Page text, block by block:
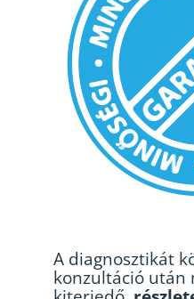
A diagnosztikát
konzultáció után